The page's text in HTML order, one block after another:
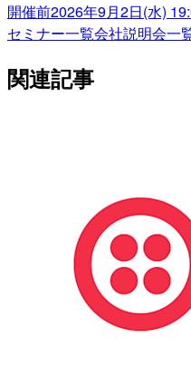
開催前2026年9月2日(水)
セミナー一覧会社説明会一
関連記事